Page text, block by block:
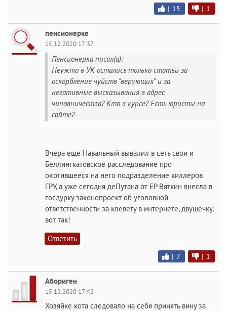
| 15 | 1
пенсионерке
15.12.2020 17:37
Пенсионерка писал(а):
Неужто в УК остались только статьи за
оскорбление чуйств "верующих" и за
негативные высказывания в адрес
чиновничества? Кто в курсе? Есть юристы на
сайте?
Вчера еще Навальный вывалил в сеть свои и
Беллингкатовское расследование про
охотившееся на него подразделение киллеров
ГРУ, а уже сегодня деПутана от ЕР Вяткин внесла в
госдурку законопроект об уголовной
ответственности за клевету в интернете, двушечку,
вот так!
Ответить
| 7 | 1
Абориген
15.12.2020 17:42
Хозяйке кота следовало на себя принять вину за